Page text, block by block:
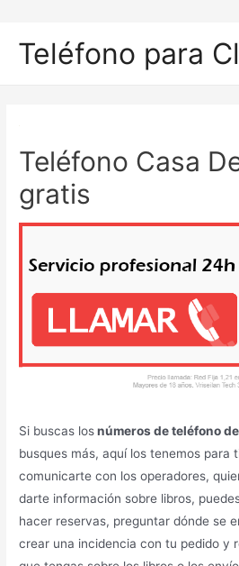
contenido
Teléfono para
Teléfono Casa
gratis
Si buscas losnúmeros de teléfono
busques más, aquí los tenemos para
comunicarte con los operadores,
darte información sobre libros,
hacer reservas, preguntar dónde se
crear una incidencia con tu pedido y